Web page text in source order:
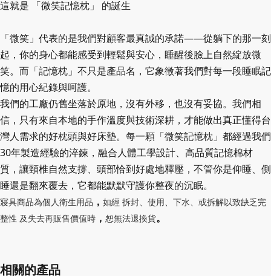
這就是 「微笑記憶枕」 的誕生
「微笑」代表的是我們對顧客最真誠的承諾——從躺下的那一刻
起，你的身心都能感受到輕鬆與安心，睡醒後臉上自然綻放微
笑。而「記憶枕」不只是產品名，它象徵著我們對每一段睡眠記
憶的用心紀錄與呵護。
我們的工廠仍舊坐落於原地，沒有外移，也沒有妥協。我們相
信，只有來自本地的手作溫度與技術深耕，才能做出真正懂得台
灣人需求的好枕頭與好床墊。每一顆「微笑記憶枕」都經過我們
30年製造經驗的淬鍊，融合人體工學設計、高品質記憶棉材
質，讓頸椎自然支撐、頭部恰到好處地釋壓，不管你是仰睡、側
睡還是翻來覆去，它都能默默守護你整夜的沉眠。
寢具商品為個人衛生用品 ， 如經 拆封、使用、下水、或拆解以致缺乏完
整性 及失去再販售價值時 ， 恕無法退換貨。
相關的產品